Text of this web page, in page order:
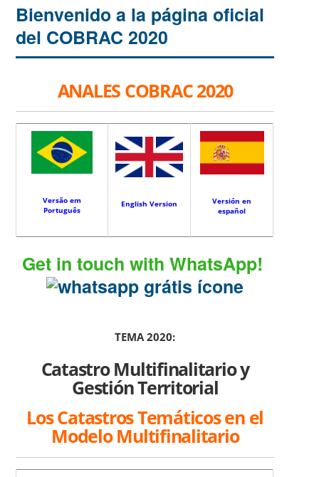
Bienvenido a la página oficial
del COBRAC 2020
ANALES COBRAC 2020
Versão em
Português
English Version
Versión en
español
Get in touch with WhatsApp!
TEMA 2020:
Catastro Multifinalitario y
Gestión Territorial
Los Catastros Temáticos en el
Modelo Multifinalitario